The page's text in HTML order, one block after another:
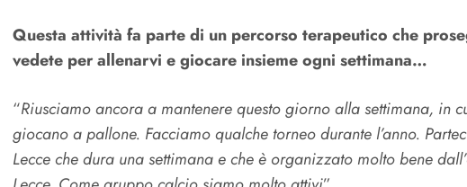
Questa attività fa parte di un percorso terapeutico che
vedete per allenarvi e giocare insieme ogni settimana…
“Riusciamo ancora a mantenere questo giorno alla settimana, in
giocano a pallone. Facciamo qualche torneo durante l’anno.
Lecce che dura una settimana e che è organizzato molto bene